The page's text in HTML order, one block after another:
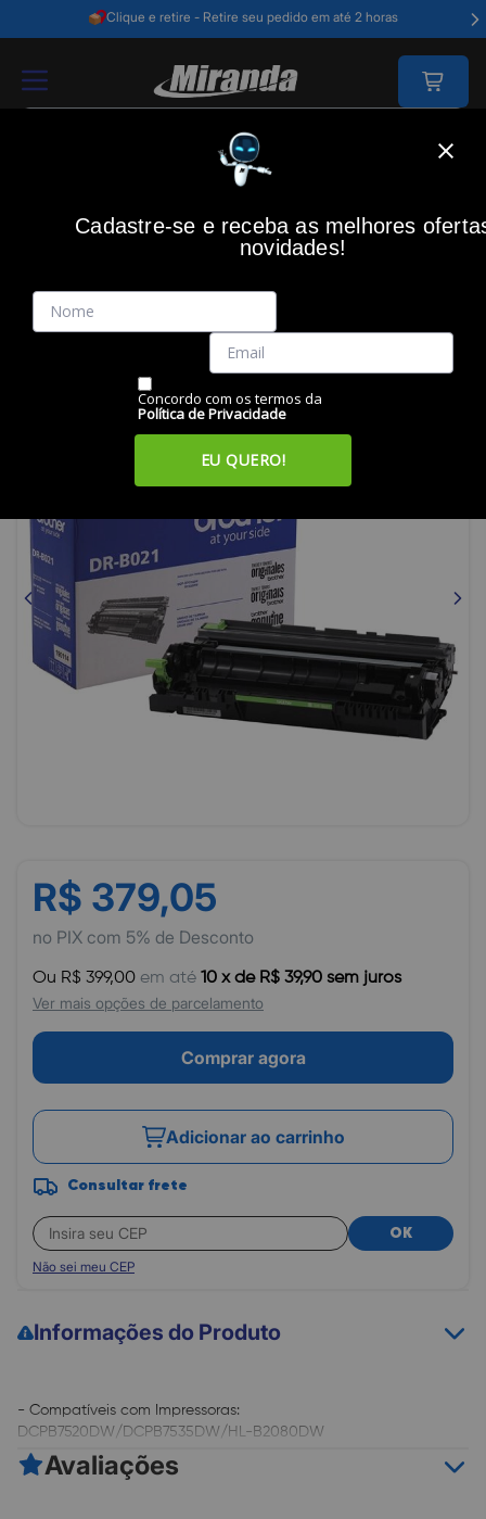
Clique e retire - Retire seu pedido em até 2 horas
R$ 379,05
no PIX com 5% de Desconto
Ou R$ 399,00 em até 10 x de R$ 39,90 sem juros
Ver mais opções de parcelamento
Comprar agora
Adicionar ao carrinho
Consultar frete
OK
Não sei meu CEP
Cilindro Brother Laser DR-B021 , BROTHER
Código: 44396
Vendido e Entregue por:Miranda
Informações do Produto
- Compatíveis com Impressoras:
DCPB7520DW/DCPB7535DW/HL-B2080DW
- Rendimento: 12.000 páginas (5% cobertura).
Avaliações
Cadastre-se e receba as melhores
novidades!
Concordo com os termos da
Política de Privacidade
EU QUERO!